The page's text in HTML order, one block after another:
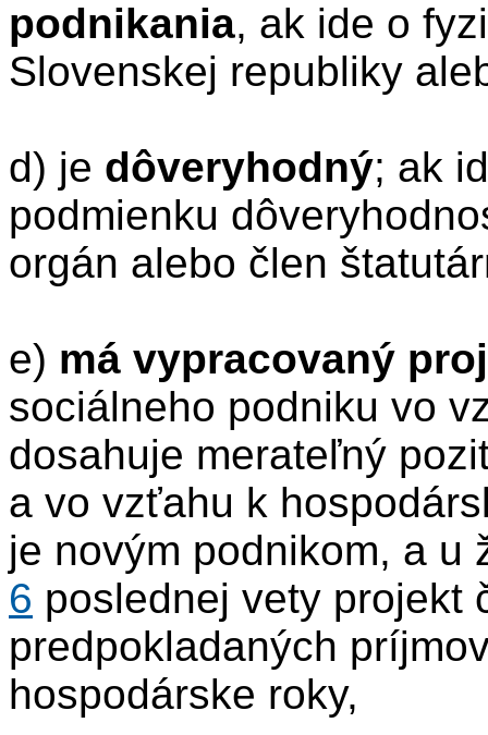
podnikania, ak ide o
Slovenskej republiky
d) je dôveryhodný; ak
podmienku
orgán alebo člen
e) má vypracovaný
sociálneho podniku vo
dosahuje merateľný
a vo vzťahu k
je novým podnikom, a
6 poslednej vety projekt
predpokladaných
hospodárske roky,